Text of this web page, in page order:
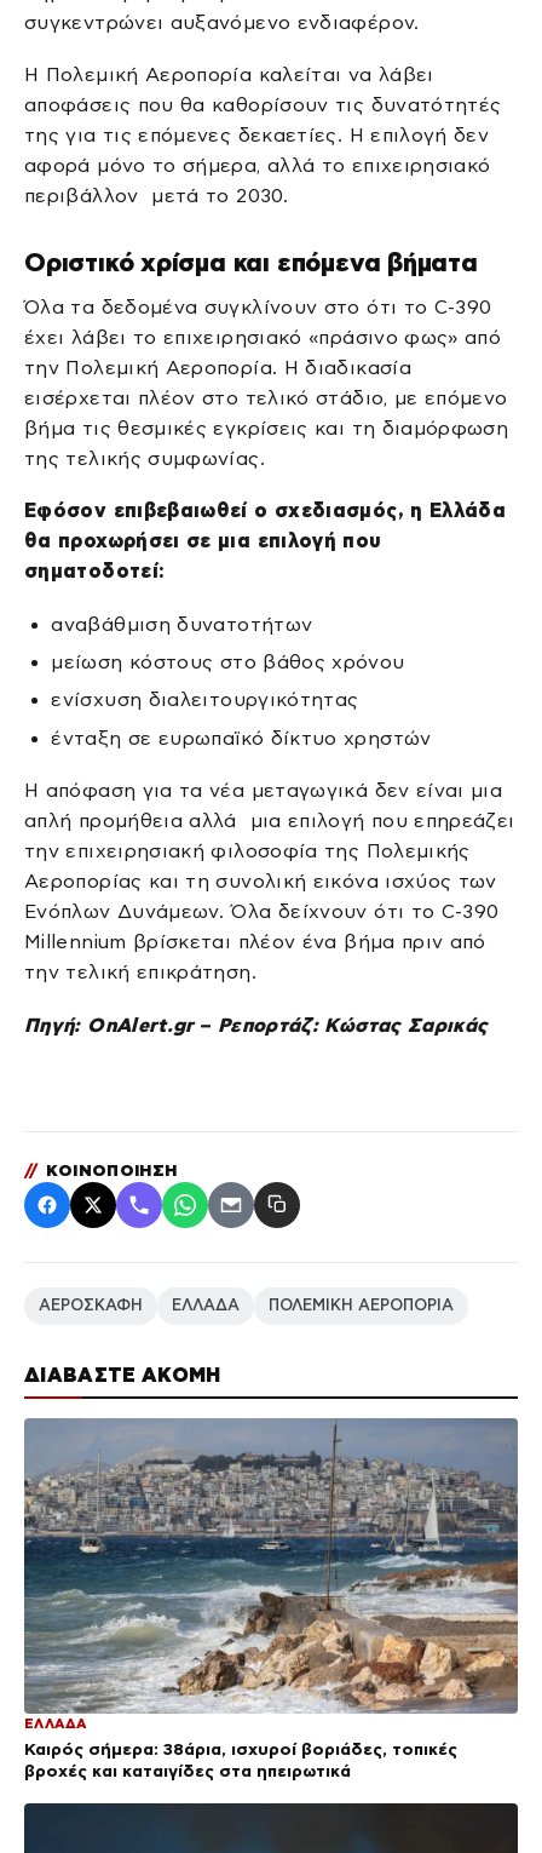
ΔΙΑΒΑΣΤΕ ΑΚΟΜΗ
ΕΛΛΑΔΑ
Καιρός σήμερα: 38άρια, ισχυροί βοριάδες, τοπικές
βροχές και καταιγίδες στα ηπειρωτικά
συγκεντρώνει αυξανόμενο ενδιαφέρον.
Η Πολεμική Αεροπορία καλείται να λάβει
αποφάσεις που θα καθορίσουν τις δυνατότητές
της για τις επόμενες δεκαετίες. Η επιλογή δεν
αφορά μόνο το σήμερα, αλλά το επιχειρησιακό
περιβάλλον μετά το 2030.
Οριστικό χρίσμα και επόμενα βήματα
Όλα τα δεδομένα συγκλίνουν στο ότι το C-390
έχει λάβει το επιχειρησιακό «πράσινο φως» από
την Πολεμική Αεροπορία. Η διαδικασία
εισέρχεται πλέον στο τελικό στάδιο, με επόμενο
βήμα τις θεσμικές εγκρίσεις και τη διαμόρφωση
της τελικής συμφωνίας.
Εφόσον επιβεβαιωθεί ο σχεδιασμός, η Ελλάδα
θα προχωρήσει σε μια επιλογή που
σηματοδοτεί:
αναβάθμιση δυνατοτήτων
μείωση κόστους στο βάθος χρόνου
ενίσχυση διαλειτουργικότητας
ένταξη σε ευρωπαϊκό δίκτυο χρηστών
Η απόφαση για τα νέα μεταγωγικά δεν είναι μια
απλή προμήθεια αλλά μια επιλογή που επηρεάζει
την επιχειρησιακή φιλοσοφία της Πολεμικής
Αεροπορίας και τη συνολική εικόνα ισχύος των
Ενόπλων Δυνάμεων. Όλα δείχνουν ότι το C-390
Millennium βρίσκεται πλέον ένα βήμα πριν από
την τελική επικράτηση.
Πηγή: OnAlert.gr – Ρεπορτάζ: Κώστας Σαρικάς
// ΚΟΙΝΟΠΟΙΗΣΗ
ΑΕΡΟΣΚΑΦΗ ΕΛΛΑΔΑ ΠΟΛΕΜΙΚΗ ΑΕΡΟΠΟΡΙΑ